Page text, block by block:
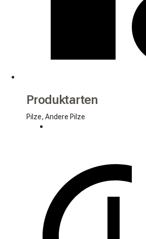
Produktarten
Pilze, Andere Pilze